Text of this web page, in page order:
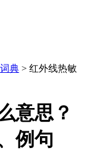
典 > 红外线热敏
意思？
例句